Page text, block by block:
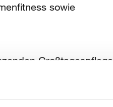
sowie
Großtagespflege